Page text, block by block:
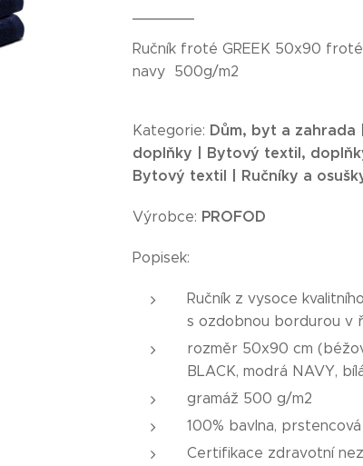
Ručník froté GREEK 50x90
navy 500g/m2
Kategorie: Dům, byt a zahrada
doplňky | Bytový textil,
Bytový textil | Ručníky a
Výrobce: PROFOD
Popisek:
Ručník z vysoce
s ozdobnou bordurou v
rozměr 50x90 cm
BLACK, modrá NAVY,
gramáž 500 g/m2
100% bavlna,
Certifikace zdravotní